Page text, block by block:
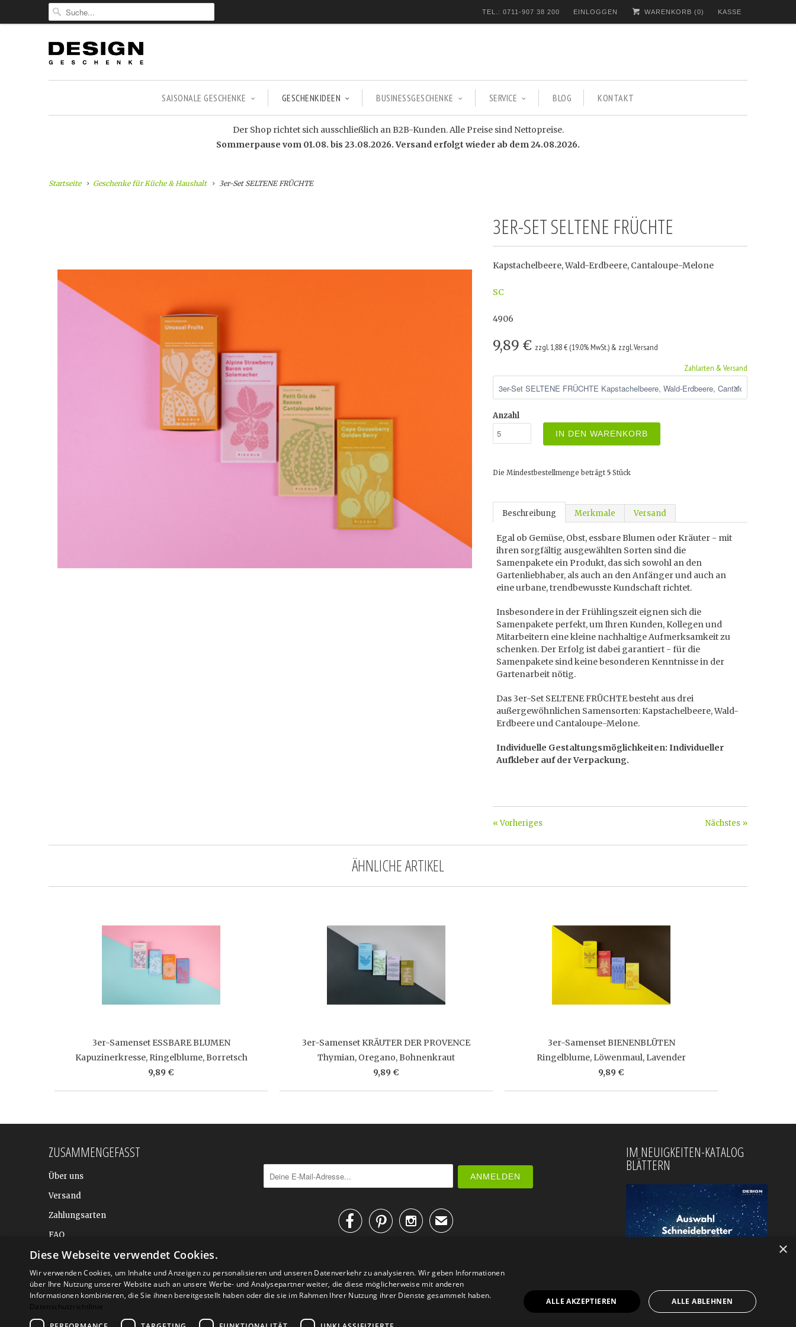
TEL.: 0711-907 38 200 EINLOGGEN WARENKORB (0) KASSE
SAISONALE GESCHENKE GESCHENKIDEEN BUSINESSGESCHENKE SERVICE BLOG KONTAKT
Der Shop richtet sich ausschließlich an B2B-Kunden. Alle Preise sind Nettopreise.
Sommerpause vom 01.08. bis 23.08.2026. Versand erfolgt wieder ab dem 24.08.2026.
Startseite Geschenke für Küche & Haushalt 3er-Set SELTENE FRÜCHTE
3ER-SET SELTENE FRÜCHTE
Kapstachelbeere, Wald-Erdbeere, Cantaloupe-Melone
SC
4906
9,89 € zzgl. 1,88 € (19.0% MwSt.) & zzgl. Versand
Zahlarten & Versand
Anzahl
IN DEN WARENKORB
Die Mindestbestellmenge beträgt 5 Stück
Beschreibung Merkmale Versand
Egal ob Gemüse, Obst, essbare Blumen oder Kräuter - mit
ihren sorgfältig ausgewählten Sorten sind die
Samenpakete ein Produkt, das sich sowohl an den
Gartenliebhaber, als auch an den Anfänger und auch an
eine urbane, trendbewusste Kundschaft richtet.
Insbesondere in der Frühlingszeit eignen sich die
Samenpakete perfekt, um Ihren Kunden, Kollegen und
Mitarbeitern eine kleine nachhaltige Aufmerksamkeit zu
schenken. Der Erfolg ist dabei garantiert - für die
Samenpakete sind keine besonderen Kenntnisse in der
Gartenarbeit nötig.
Das 3er-Set SELTENE FRÜCHTE besteht aus drei
außergewöhnlichen Samensorten: Kapstachelbeere, Wald-
Erdbeere und Cantaloupe-Melone.
Individuelle Gestaltungsmöglichkeiten: Individueller
Aufkleber auf der Verpackung.
Nächstes »
« Vorheriges
ÄHNLICHE ARTIKEL
3er-Samenset ESSBARE BLUMEN
Kapuzinerkresse, Ringelblume, Borretsch
9,89 €
3er-Samenset KRÄUTER DER PROVENCE
Thymian, Oregano, Bohnenkraut
9,89 €
3er-Samenset BIENENBLÜTEN
Ringelblume, Löwenmaul, Lavender
9,89 €
ZUSAMMENGEFASST
Über uns
Versand
Zahlungsarten
FAQ
BALTIC DESIGN SHOP
✉
IM NEUIGKEITEN-KATALOG
BLÄTTERN
×
Diese Webseite verwendet Cookies.
Wir verwenden Cookies, um Inhalte und Anzeigen zu personalisieren und unseren Datenverkehr zu analysieren. Wir geben Informationen
über Ihre Nutzung unserer Website auch an unsere Werbe- und Analysepartner weiter, die diese möglicherweise mit anderen
Informationen kombinieren, die Sie ihnen bereitgestellt haben oder die sie im Rahmen Ihrer Nutzung ihrer Dienste gesammelt haben.
Datenschutzrichtlinie
ALLE AKZEPTIEREN ALLE ABLEHNEN